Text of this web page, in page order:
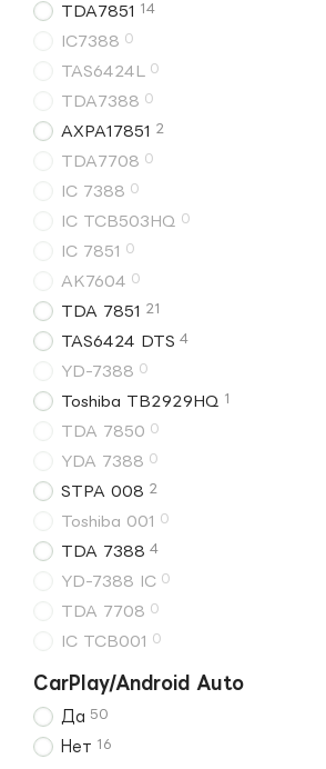
TDA7851 14
IC7388 0
TAS6424L 0
TDA7388 0
AXPA17851 2
TDA7708 0
IC 7388 0
IC TCB503HQ 0
IC 7851 0
AK7604 0
TDA 7851 21
TAS6424 DTS 4
YD-7388 0
Toshiba TB2929HQ 1
TDA 7850 0
YDA 7388 0
STPA 008 2
Toshiba 001 0
TDA 7388 4
YD-7388 IC 0
TDA 7708 0
IC TCB001 0
CarPlay/Android Auto
Да 50
Нет 16